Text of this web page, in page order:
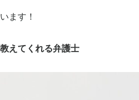
ます！
えてくれる弁護士